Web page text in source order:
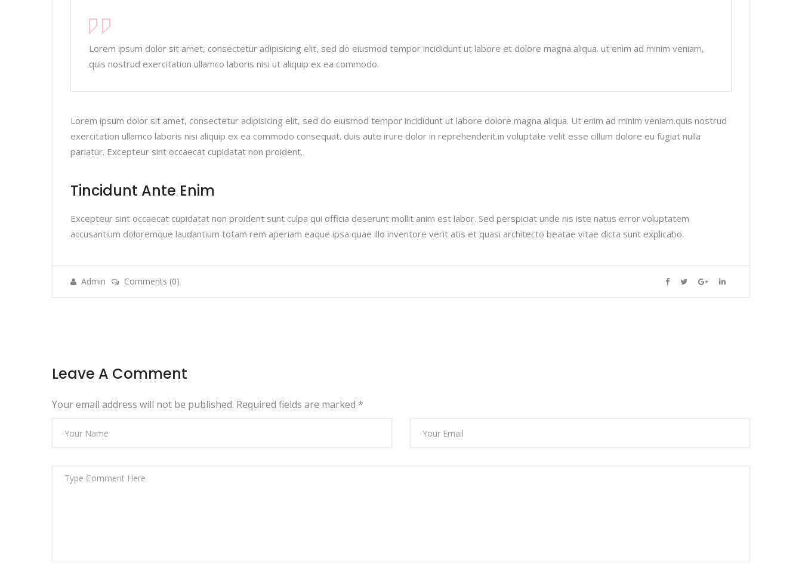
Lorem ipsum dolor sit amet, consectetur adipisicing elit, sed do eiusmod tempor incididunt ut labore et dolore magna aliqua. ut enim ad minim veniam,
quis nostrud exercitation ullamco laboris nisi ut aliquip ex ea commodo.
Lorem ipsum dolor sit amet, consectetur adipisicing elit, sed do eiusmod tempor incididunt ut labore dolore magna aliqua. Ut enim ad minim veniam.quis nostrud
exercitation ullamco laboris nisi aliquip ex ea commodo consequat. duis aute irure dolor in reprehenderit.in voluptate velit esse cillum dolore eu fugiat nulla
pariatur. Excepteur sint occaecat cupidatat non proident.
Tincidunt Ante Enim
Excepteur sint occaecat cupidatat non proident sunt culpa qui officia deserunt mollit anim est labor. Sed perspiciat unde nis iste natus error.voluptatem
accusantium doloremque laudantium totam rem aperiam eaque ipsa quae illo inventore verit atis et quasi architecto beatae vitae dicta sunt explicabo.
Admin Comments (0)
Leave A Comment
Your email address will not be published. Required fields are marked *